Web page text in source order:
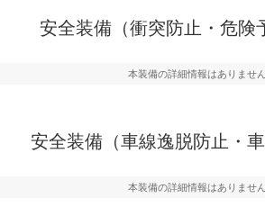
突を回避するプリクラッシュブレ
どが装備されています。
ためにインテリジェンスパーキン
安全装備（衝突防止・危険
本装備の詳細情報はありません
安全装備（車線逸脱防止・車
本装備の詳細情報はありません